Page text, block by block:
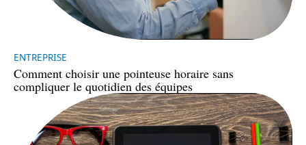
ENTREPRISE
Comment choisir une pointeuse horaire sans
compliquer le quotidien des équipes